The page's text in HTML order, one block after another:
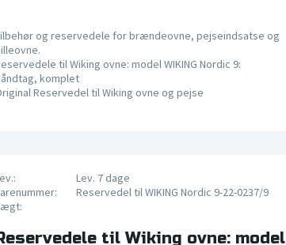
og reservedele for brændeovne, pejseindsatse og
til Wiking ovne: model WIKING Nordic 9:
komplet
Reservedel til Wiking ovne og pejse
Lev. 7 dage
Reservedel til WIKING Nordic 9-22-0237/9
til Wiking ovne: model